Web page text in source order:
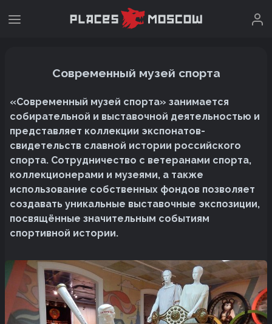
Современный музей спорта
«Современный музей спорта» занимается
собирательной и выставочной деятельностью и
представляет коллекции экспонатов-
свидетельств славной истории российского
спорта. Сотрудничество с ветеранами спорта,
коллекционерами и музеями, а также
использование собственных фондов позволяет
создавать уникальные выставочные экспозиции,
посвящённые значительным событиям
спортивной истории.